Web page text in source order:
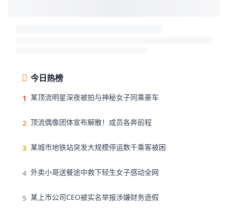
今日热榜
1 某顶流明星深夜被拍与神秘女子同乘豪车
2 顶流偶像团体宣布解散！成员各奔前程
3 某城市地铁站突发大规模停运数千乘客被困
4 外卖小哥送餐途中救下轻生女子感动全网
5 某上市公司CEO被实名举报涉嫌财务造假